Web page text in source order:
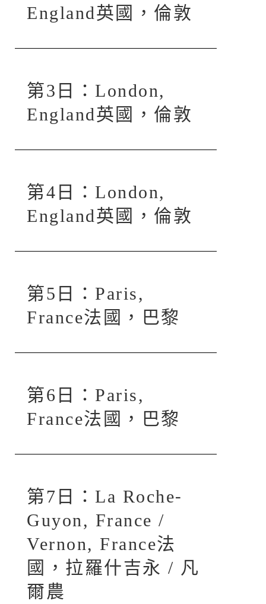
England英國，倫敦
第3日：London,
England英國，倫敦
第4日：London,
England英國，倫敦
第5日：Paris,
France法國，巴黎
第6日：Paris,
France法國，巴黎
第7日：La Roche-
Guyon, France /
Vernon, France法
國，拉羅什吉永 / 凡
爾農